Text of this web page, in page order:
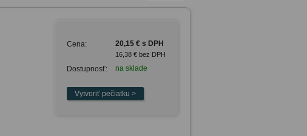
Cena: 20,15 € s DPH
16,38 € bez DPH
Dostupnosť: na sklade